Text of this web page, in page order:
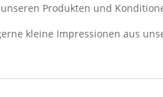
unseren Produkten und
kleine Impressionen aus